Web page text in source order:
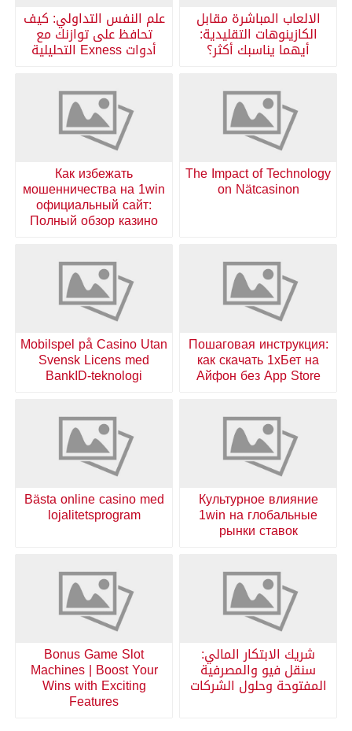
الالعاب المباشرة مقابل
الكازينوهات التقليدية:
أيهما يناسبك أكثر؟
علم النفس التداولي: كيف
تحافظ على توازنك مع
أدوات Exness التحليلية
The Impact of Technology
on Nätcasinon
Как избежать
мошенничества на 1win
официальный сайт:
Полный обзор казино
Пошаговая инструкция:
как скачать 1хБет на
Айфон без App Store
Mobilspel på Casino Utan
Svensk Licens med
BankID-teknologi
Культурное влияние
1win на глобальные
рынки ставок
Bästa online casino med
lojalitetsprogram
شريك الابتكار المالي:
سنقل فيو والمصرفية
المفتوحة وحلول الشركات
Bonus Game Slot
Machines | Boost Your
Wins with Exciting
Features